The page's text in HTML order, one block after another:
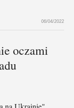
06/04/2022
oczami